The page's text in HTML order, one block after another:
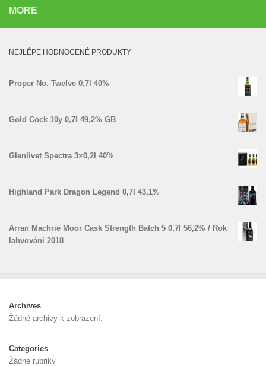
MORE
NEJLÉPE HODNOCENÉ PRODUKTY
Proper No. Twelve 0,7l 40%
Gold Cock 10y 0,7l 49,2% GB
Glenlivet Spectra 3×0,2l 40%
Highland Park Dragon Legend 0,7l 43,1%
Arran Machrie Moor Cask Strength Batch 5 0,7l 56,2% / Rok
lahvování 2018
Archives
Žádné archivy k zobrazení.
Categories
Žádné rubriky